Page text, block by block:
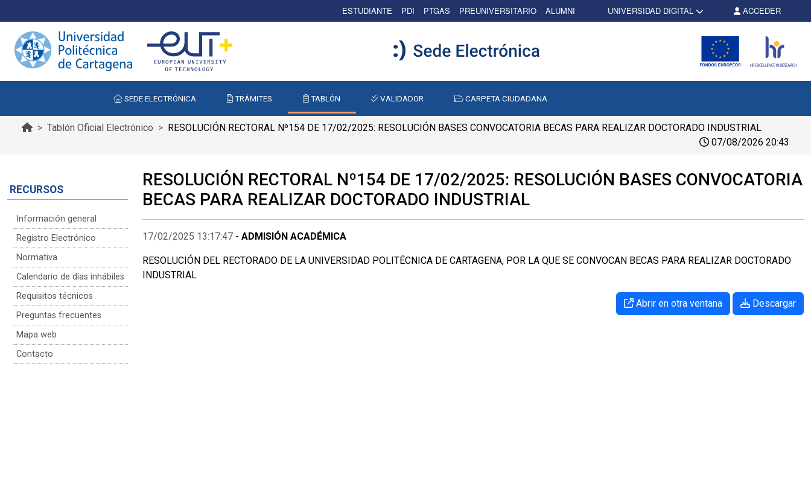
ESTUDIANTE PDI PTGAS PREUNIVERSITARIO ALUMNI UNIVERSIDAD DIGITAL ACCEDER
SEDE ELECTRÓNICA TRÁMITES TABLÓN VALIDADOR CARPETA CIUDADANA
Tablón Oficial Electrónico
RESOLUCIÓN RECTORAL Nº154 DE 17/02/2025: RESOLUCIÓN BASES CONVOCATORIA BECAS PARA REALIZAR DOCTORADO INDUSTRIAL
07/08/2026 20:43
RECURSOS
Información general
Registro Electrónico
Normativa
Calendario de días inhábiles
Requisitos técnicos
Preguntas frecuentes
Mapa web
Contacto
RESOLUCIÓN RECTORAL Nº154 DE 17/02/2025: RESOLUCIÓN BASES CONVOCATORIA
BECAS PARA REALIZAR DOCTORADO INDUSTRIAL
17/02/2025 13:17:47 - ADMISIÓN ACADÉMICA
RESOLUCIÓN DEL RECTORADO DE LA UNIVERSIDAD POLITÉCNICA DE CARTAGENA, POR LA QUE SE CONVOCAN BECAS PARA REALIZAR DOCTORADO
INDUSTRIAL
Abrir en otra ventana Descargar